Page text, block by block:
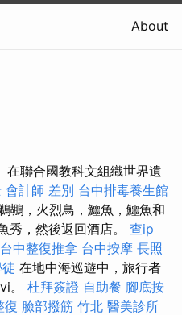
About
聯合國教科文組織世界遺
會計師 差別 台中排毒養生館
鶘，火烈鳥，鱷魚，鱷魚和
秀，然後返回酒店。 查ip
台中整復推拿 台中按摩 長照
在地中海巡遊中，旅行者
。 杜拜簽證 自助餐 腳底按
復 臉部撥筋 竹北 醫美診所